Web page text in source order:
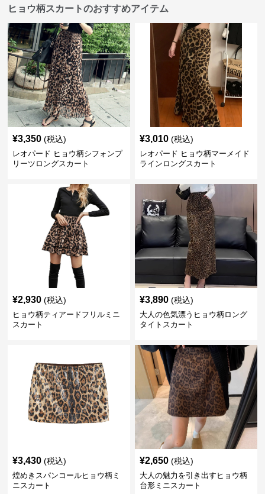
ヒョウ柄スカートのおすすめアイテム
¥3,350 (税込)
レオパード ヒョウ柄シフォンプ
リーツロングスカート
¥3,010 (税込)
レオパード ヒョウ柄マーメイド
ラインロングスカート
¥2,930 (税込)
ヒョウ柄ティアードフリルミニ
スカート
¥3,890 (税込)
大人の色気漂うヒョウ柄ロング
タイトスカート
¥3,430 (税込)
煌めきスパンコールヒョウ柄ミ
ニスカート
¥2,650 (税込)
大人の魅力を引き出すヒョウ柄
台形ミニスカート